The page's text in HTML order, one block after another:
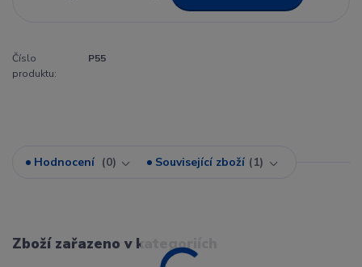
Číslo
produktu:
P55
Hodnocení 0 Související zboží 1
Zboží zařazeno v kategoriích